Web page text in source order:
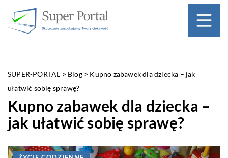
SUPER-PORTAL > Blog> Kupno zabawek dla dziecka – jak
ułatwić sobię sprawę?
Kupno zabawek dla dziecka –
jak ułatwić sobię sprawę?